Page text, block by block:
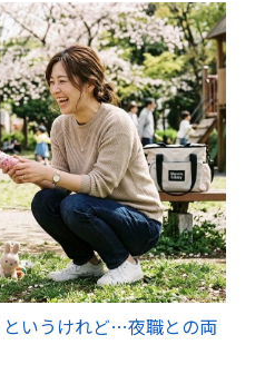
というけれど…夜職との両